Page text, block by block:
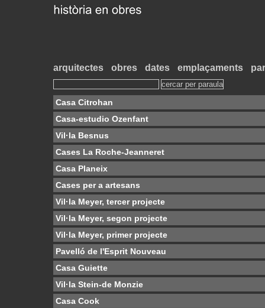
arquitectes obres dates emplaçaments
Casa Citrohan
Casa-estudio Ozenfant
Vil·la Besnus
Cases La Roche-Jeanneret
Casa Planeix
Cases per a artesans
Vil·la Meyer, tercer projecte
Vil·la Meyer, segon projecte
Vil·la Meyer, primer projecte
Pavelló de l'Esprit Nouveau
Casa Guiette
Vil·la Stein-de Monzie
Casa Cook